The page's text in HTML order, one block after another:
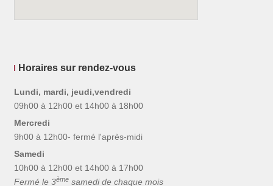
Horaires sur rendez-vous
Lundi, mardi, jeudi,vendredi
09h00 à 12h00 et 14h00 à 18h00
Mercredi
9h00 à 12h00- fermé l'après-midi
Samedi
10h00 à 12h00 et 14h00 à 17h00
Fermé le 3èmesamedi de chaque mois